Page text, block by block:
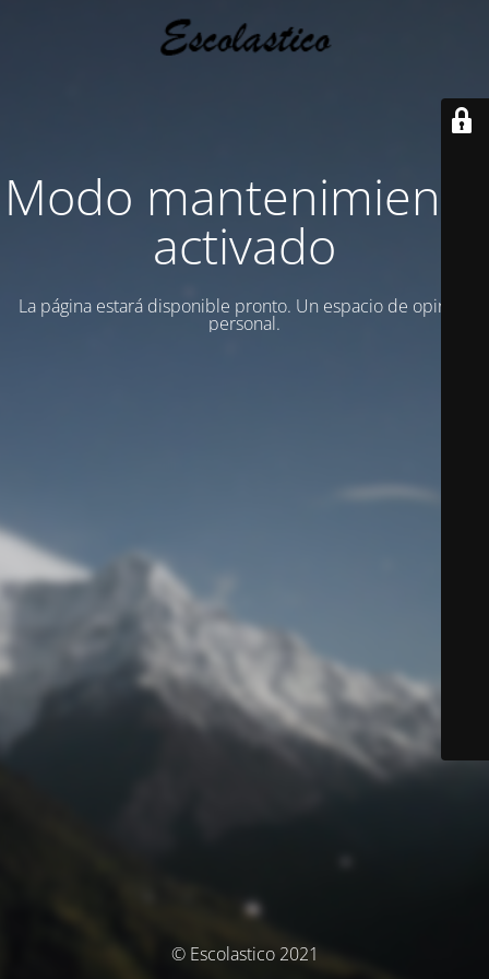
Modo mantenimiento
activado
La página estará disponible pronto. Un espacio de opinion
personal.
© Escolastico 2021